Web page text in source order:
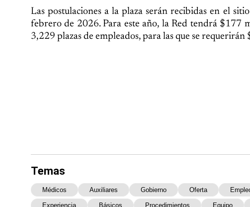
Las postulaciones a la plaza serán recibidas en el
febrero de 2026. Para este año, la Red tendrá $177
3,229 plazas de empleados, para las que se requerirán
Temas
Médicos Auxiliares Gobierno Oferta
Experiencia Básicos Procedimientos Equipo